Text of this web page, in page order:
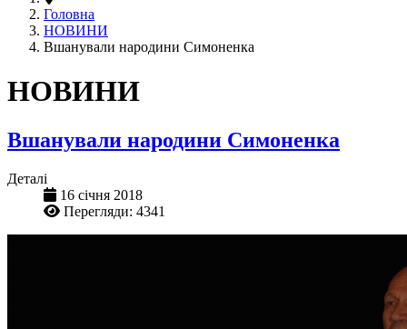
Головна
НОВИНИ
Вшанували народини Симоненка
НОВИНИ
Вшанували народини Симоненка
Деталі
16 січня 2018
Перегляди: 4341